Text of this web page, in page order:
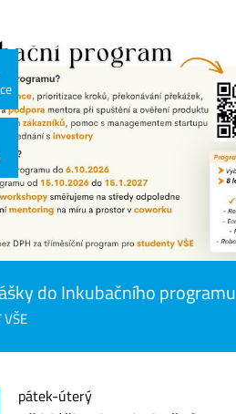
do Inkubačního programu
VŠE
pátek-úterý